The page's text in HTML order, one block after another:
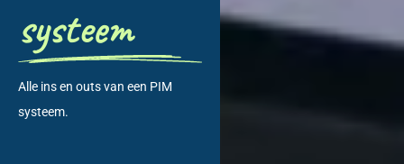
systeem
Alle ins en outs van een PIM
systeem.